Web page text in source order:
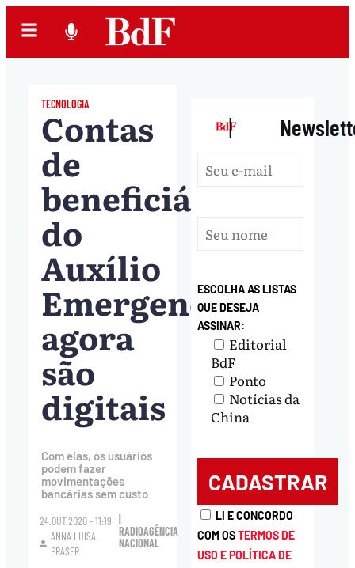
TECNOLOGIA
Contas
de
beneficiários
do
Auxílio
Emergencial
agora
são
digitais
Com elas, os usuários
podem fazer
movimentações
bancárias sem custo
24.OUT.2020 - 11:19
ANNA LUISA
PRASER
RADIOAGÊNCIA
NACIONAL
|
ESCOLHA AS LISTAS
QUE DESEJA
ASSINAR:
Editorial
BdF
Ponto
Notícias da
China
LI E CONCORDO
COM OSTERMOS DE
USO E POLÍTICA DE